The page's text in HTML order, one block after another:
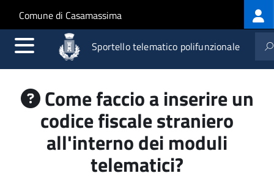
Salta al contenuto principale
Skip to site navigation
Comune di Casamassima
Sportello telematico polifunzionale
Come faccio a inserire un
codice fiscale straniero
all'interno dei moduli
telematici?